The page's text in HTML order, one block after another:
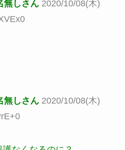
無しさん 2020/10/08(木)
無しさん 2020/10/08(木)